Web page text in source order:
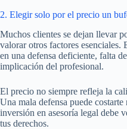
2. Elegir solo por el precio un
Muchos clientes se dejan llevar
valorar otros factores esenciales.
en una defensa deficiente, falta
implicación del profesional.
El precio no siempre refleja la
Una mala defensa puede
inversión en asesoría legal debe
tus derechos.